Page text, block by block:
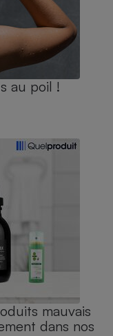
au poil !
mauvais
dans nos